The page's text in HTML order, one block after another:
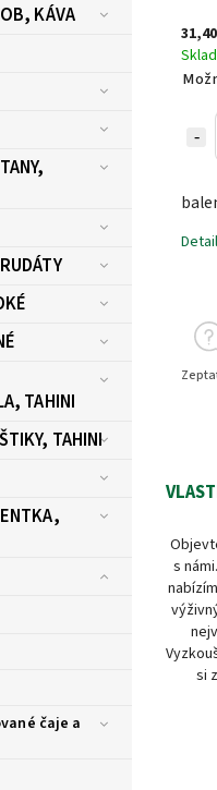
KÁVA
TAHINI
TAHINI
čaje a
s
si